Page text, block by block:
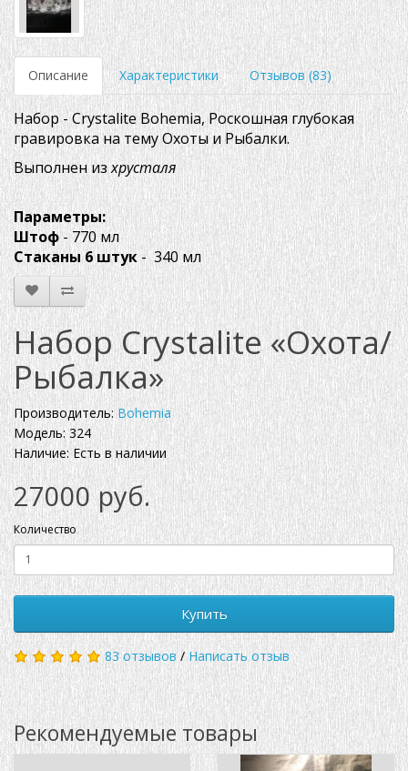
Описание Характеристики Отзывов (83)
Набор - Crystalite Bohemia, Роскошная глубокая
гравировка на тему Охоты и Рыбалки.
Выполнен изхрусталя
Параметры:
Штоф- 770 мл
Стаканы 6 штук- 340 мл
Набор Crystalite «Охота/
Рыбалка»
Производитель: Bohemia
Модель: 324
Наличие: Есть в наличии
27000 руб.
Количество
Купить
83 отзывов /Написать отзыв
Рекомендуемые товары